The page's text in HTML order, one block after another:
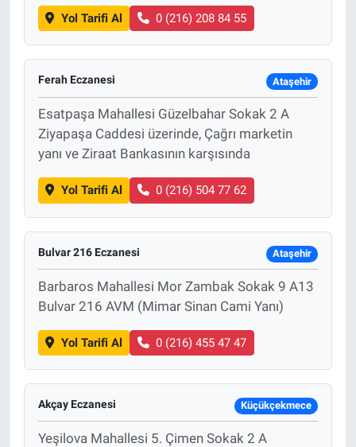
Yol Tarifi Al 0 (216) 208 84 55
Ferah Eczanesi Ataşehir
Esatpaşa Mahallesi Güzelbahar Sokak 2 A
Ziyapaşa Caddesi üzerinde, Çağrı marketin
yanı ve Ziraat Bankasının karşısında
Yol Tarifi Al 0 (216) 504 77 62
Bulvar 216 Eczanesi Ataşehir
Barbaros Mahallesi Mor Zambak Sokak 9 A13
Bulvar 216 AVM (Mimar Sinan Cami Yanı)
Yol Tarifi Al 0 (216) 455 47 47
Akçay Eczanesi Küçükçekmece
Yeşilova Mahallesi 5. Çimen Sokak 2 A